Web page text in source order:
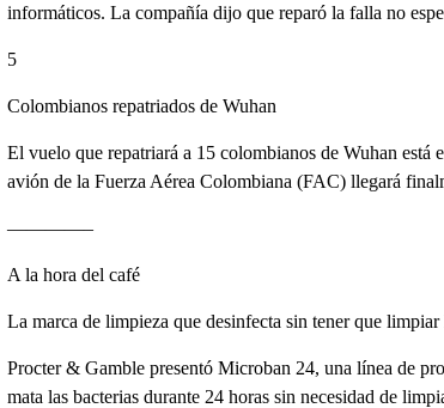
informáticos. La compañía dijo que reparó la falla no
5
Colombianos repatriados de Wuhan
El vuelo que repatriará a 15 colombianos de Wuhan
avión de la Fuerza Aérea Colombiana (FAC) llegará
————–
A la hora del café
La marca de limpieza que desinfecta sin tener que
Procter & Gamble presentó Microban 24, una línea de
mata las bacterias durante 24 horas sin necesidad de